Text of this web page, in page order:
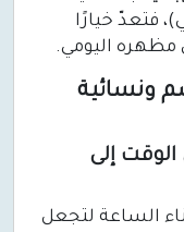
فتعدّ خيارًا
مظهره اليومي.
ونسائية
إلى
الساعة لتجعل